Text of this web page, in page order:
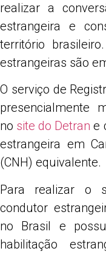
realizar a
estrangeira e
território
estrangeiras são
O serviço de
presencialmente
no site do Detran e
estrangeira em
(CNH) equivalente.
Para realizar o
condutor
no Brasil e
habilitação